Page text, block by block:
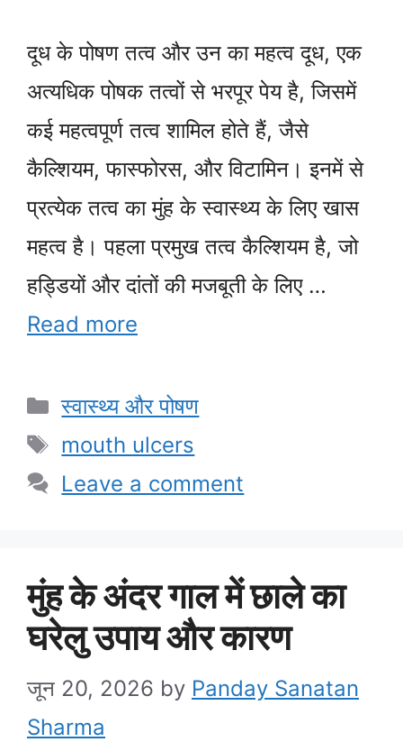
दूध के पोषण तत्व और उन का महत्व दूध, एक
अत्यधिक पोषक तत्वों से भरपूर पेय है, जिसमें
कई महत्वपूर्ण तत्व शामिल होते हैं, जैसे
कैल्शियम, फास्फोरस, और विटामिन। इनमें से
प्रत्येक तत्व का मुंह के स्वास्थ्य के लिए खास
महत्व है। पहला प्रमुख तत्व कैल्शियम है, जो
हड्डियों और दांतों की मजबूती के लिए …
Read more
Categories
स्वास्थ्य और पोषण
Tags
mouth ulcers
Leave a comment
मुंह के अंदर गाल में छाले का
घरेलु उपाय और कारण
जून 20, 2026 by Panday Sanatan
Sharma